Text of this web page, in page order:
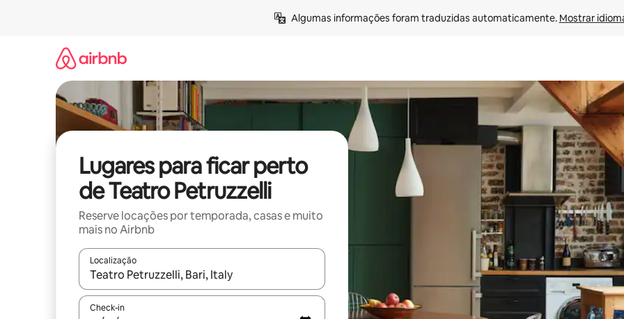
Algumas informações foram traduzidas automaticamente. Mostrar
Lugares para ficar perto
de Teatro Petruzzelli
Reserve locações por temporada, casas e muito
mais no Airbnb
Localização
Quando os resultados estiverem disponíveis, explore-os usando as seta para cima e para baixo do teclado ou tocando
Check-in